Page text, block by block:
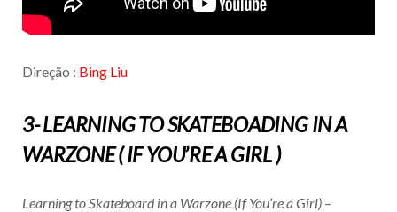
Direção : Bing Liu
3- LEARNING TO SKATEBOADING IN A
WARZONE ( IF YOU’RE A GIRL )
Learning to Skateboard in a Warzone (If You’re a Girl) –